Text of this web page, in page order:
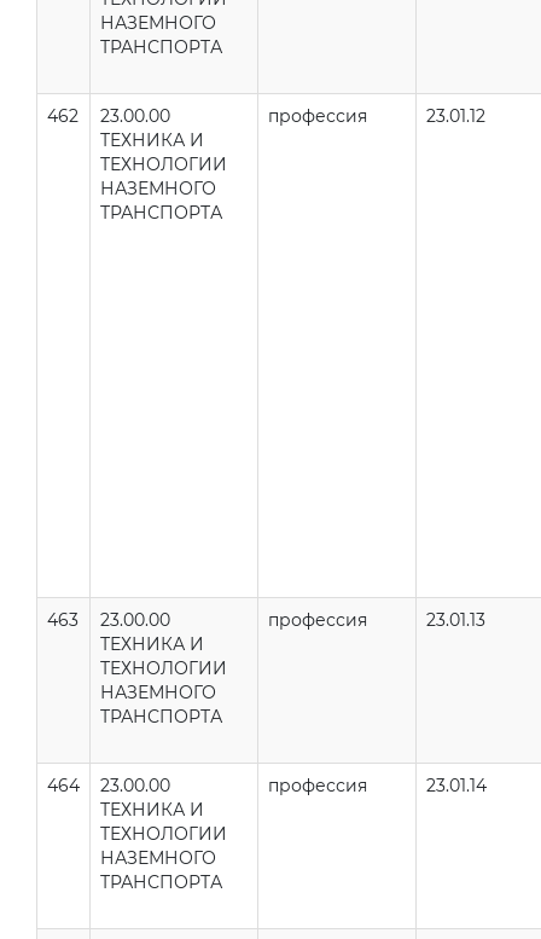
НАЗЕМНОГО
ТРАНСПОРТА
462
23.00.00
ТЕХНИКА И
ТЕХНОЛОГИИ
НАЗЕМНОГО
ТРАНСПОРТА
профессия 23.01.12
463
23.00.00
ТЕХНИКА И
ТЕХНОЛОГИИ
НАЗЕМНОГО
ТРАНСПОРТА
профессия 23.01.13
464
23.00.00
ТЕХНИКА И
ТЕХНОЛОГИИ
НАЗЕМНОГО
ТРАНСПОРТА
профессия 23.01.14